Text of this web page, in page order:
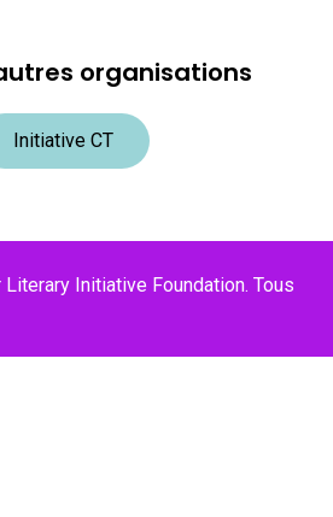
organisations
Initiative CT
Initiative Foundation. Tous